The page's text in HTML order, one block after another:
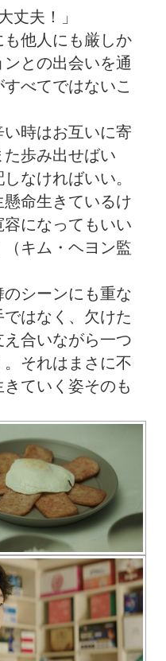
丈夫！」
他人にも厳しか
との出会いを通
べてではないこ
い時はお互いに寄
た歩み出せばい
なければいい。
命生きているけ
になってもいい
キム・ヘヨン監
シーンにも重な
はなく、欠けた
合いながら一つ
それはまさに不
ていく姿そのも